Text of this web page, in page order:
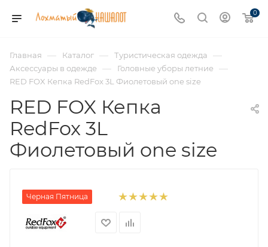
0
Главная — Каталог — Туристическая одежда —
Аксессуары в одежде — Головные уборы летние —
RED FOX Кепка RedFox 3L Фиолетовый one size
RED FOX Кепка
RedFox 3L
Фиолетовый one size
Черная Пятница